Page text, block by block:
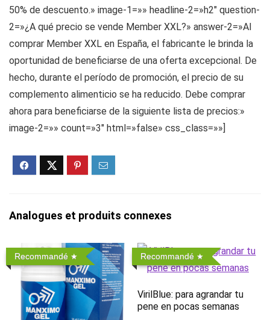
50% de descuento.» image-1=»» headline-2=»h2″ question-
2=»¿A qué precio se vende Member XXL?» answer-2=»Al
comprar Member XXL en España, el fabricante le brinda la
oportunidad de beneficiarse de una oferta excepcional. De
hecho, durante el período de promoción, el precio de su
complemento alimenticio se ha reducido. Debe comprar
ahora para beneficiarse de la siguiente lista de precios:»
image-2=»» count=»3″ html=»false» css_class=»»]
Analogues et produits connexes
Recommandé Recommandé
VirilBlue: para agrandar tu
pene en pocas semanas